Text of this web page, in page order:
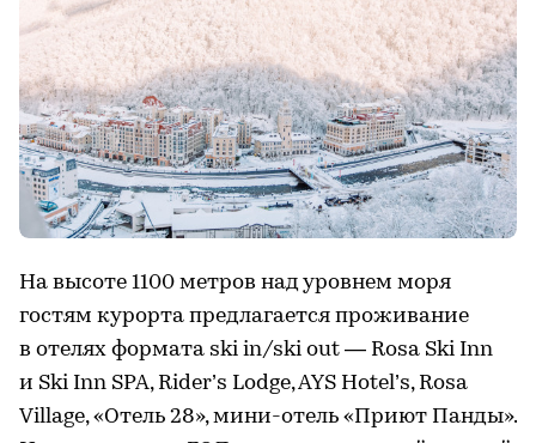
На высоте 1100 метров над уровнем моря
гостям курорта предлагается проживание
в отелях формата ski in/ski out — Rosa Ski Inn
и Ski Inn SPA, Rider’s Lodge, AYS Hotel’s, Rosa
Village, «Отель 28», мини-отель «Приют Панды».